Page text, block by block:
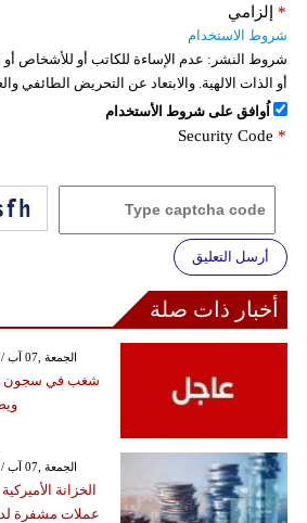
إلزامي *
شروط الاستخدام
شروط النشر: عدم الإساءة للكاتب أو للأشخاص
أو الذات الالهية. والابتعاد عن التحريض الطائفي
اُوافق على شروط الأستخدام
Security Code *
أرسل التعليق
أخبار ذات صلة
GMT 20:15 2026 الجمعة ,07 آب / أغسطس
GMT 19:10 2026 الجمعة ,07 آب / أغسطس
الخزانة
عملات مشفرة